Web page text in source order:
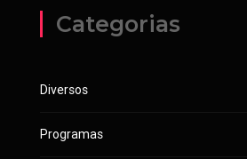
Categorias
Diversos
Programas